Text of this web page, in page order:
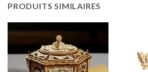
PRODUITS SIMILAIRES